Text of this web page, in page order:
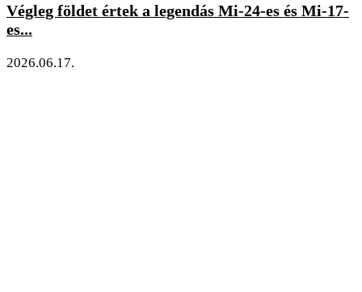
Végleg földet értek a legendás Mi-24-es és Mi-17-
es...
2026.06.17.